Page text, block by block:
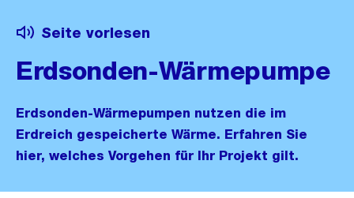
Seite vorlesen
Erdsonden-Wärmepumpe
Erdsonden-Wärmepumpen nutzen die im
Erdreich gespeicherte Wärme. Erfahren Sie
hier, welches Vorgehen für Ihr Projekt gilt.